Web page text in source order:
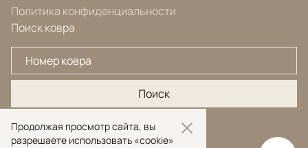
Политика конфиденциальности
Поиск ковра
Поиск
Продолжая просмотр сайта, вы
разрешаете использовать «cookie»